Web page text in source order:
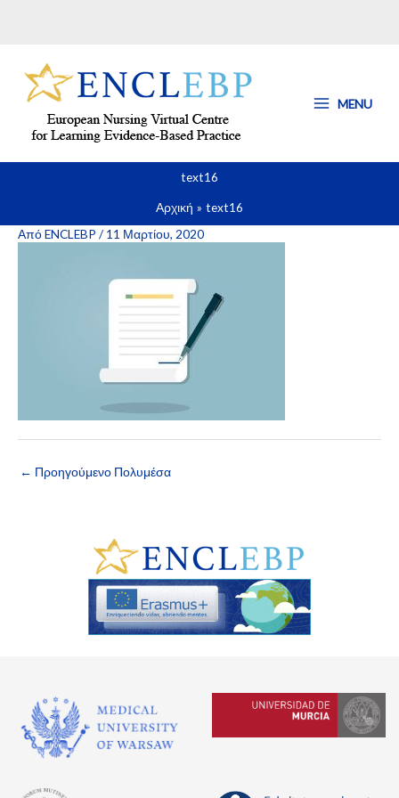
MENU
text16
Αρχική
text16
ΑπόENCLEBP / 11 Μαρτίου, 2020
← Προηγούμενο Πολυμέσα